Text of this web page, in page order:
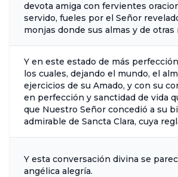
devota amiga con fervientes
servido, fueles por el Señor
monjas donde sus almas y de otras
Y en este estado de más
los cuales, dejando el mundo, el
ejercicios de su Amado, y con su
en perfección y sanctidad de vida
que Nuestro Señor concedió a su
admirable de Sancta Clara, cuya
Y esta conversación divina se
angélica alegría.